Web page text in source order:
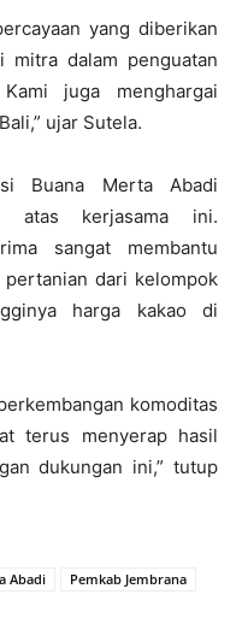
yang diberikan
mitra dalam penguatan
juga menghargai
ujar Sutela.
Buana Merta Abadi
atas kerjasama ini.
sangat membantu
dari kelompok
harga kakao di
komoditas
terus menyerap hasil
dukungan ini,” tutup
Abadi Pemkab Jembrana